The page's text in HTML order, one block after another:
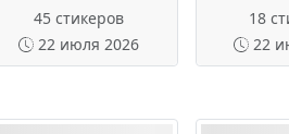
45 стикеров
22 июля 2026
18
22